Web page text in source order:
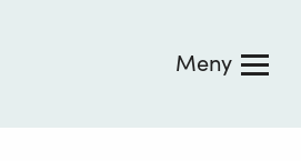
Meny